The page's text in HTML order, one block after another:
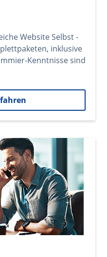
Website Selbst -
inklusive
Kenntnisse sind